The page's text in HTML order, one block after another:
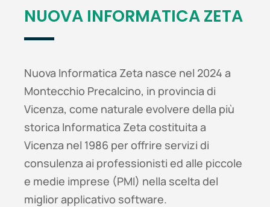
NUOVA INFORMATICA ZETA
Nuova Informatica Zeta nasce nel 2024 a
Montecchio Precalcino, in provincia di
Vicenza, come naturale evolvere della più
storica Informatica Zeta costituita a
Vicenza nel 1986 per offrire servizi di
consulenza ai professionisti ed alle piccole
e medie imprese (PMI) nella scelta del
miglior applicativo software.